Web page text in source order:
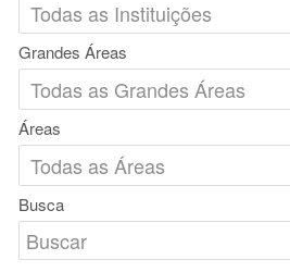
Grandes Áreas
Áreas
Busca